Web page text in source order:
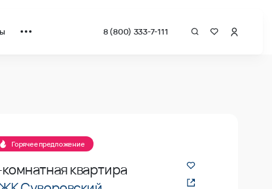
8 (800) 333-7-111
Горячее предложение
квартира